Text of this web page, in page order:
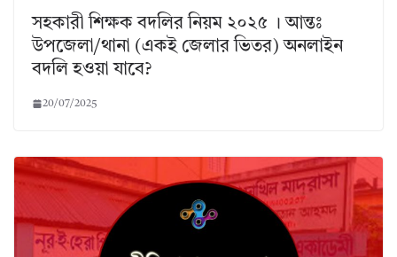
সহকারী শিক্ষক বদলির নিয়ম ২০২৫ । আন্তঃ
উপজেলা/থানা (একই জেলার ভিতর) অনলাইন
বদলি হওয়া যাবে?
20/07/2025